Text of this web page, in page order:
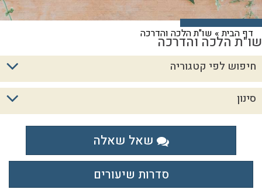
דף הבית» שו"ת הלכה והדרכה
שו"ת הלכה והדרכה
חיפוש לפי קטגוריה
סינון
שאל שאלה
סדרות שיעורים